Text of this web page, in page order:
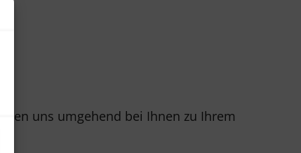
uns umgehend bei Ihnen zu Ihrem